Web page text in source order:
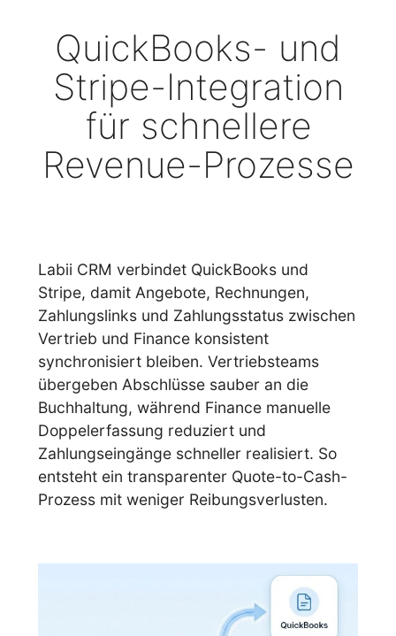
QuickBooks- und
Stripe-Integration
für schnellere
Revenue-Prozesse
Labii CRM verbindet QuickBooks und
Stripe, damit Angebote, Rechnungen,
Zahlungslinks und Zahlungsstatus zwischen
Vertrieb und Finance konsistent
synchronisiert bleiben. Vertriebsteams
übergeben Abschlüsse sauber an die
Buchhaltung, während Finance manuelle
Doppelerfassung reduziert und
Zahlungseingänge schneller realisiert. So
entsteht ein transparenter Quote-to-Cash-
Prozess mit weniger Reibungsverlusten.